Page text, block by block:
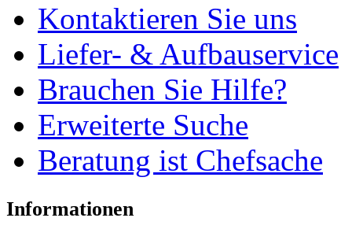
Kontaktieren Sie uns
Liefer- & Aufbauservice
Brauchen Sie Hilfe?
Erweiterte Suche
Beratung ist Chefsache
Informationen